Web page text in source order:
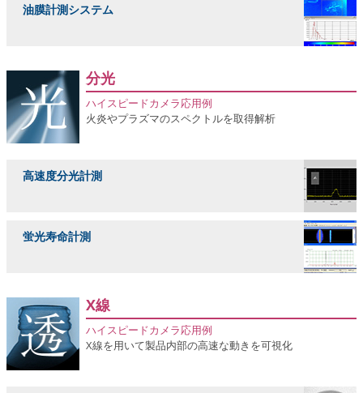
油膜計測システム
分光
ハイスピードカメラ応用例
火炎やプラズマのスペクトルを取得解析
高速度分光計測
蛍光寿命計測
X線
ハイスピードカメラ応用例
X線を用いて製品内部の高速な動きを可視化